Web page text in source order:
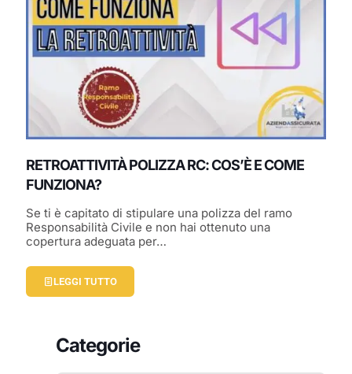
RETROATTIVITÀ POLIZZA RC: COS’È E COME
FUNZIONA?
Se ti è capitato di stipulare una polizza del ramo
Responsabilità Civile e non hai ottenuto una
copertura adeguata per…
LEGGI TUTTO
Categorie